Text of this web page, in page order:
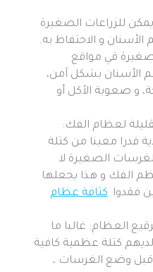
للزراعات الصغيرة
و الاحتفاظ به.
في مواقع
الأسنان بشكل آمن،
و صعوبة الأكل أو
لعظام الفك:
قدرا معينا من كتلة
الصغيرة لا
الفك و هذا يجعلها
فقدوا كثافة عظام
العظام: غالبا ما
كتلة عظمية كافية
قبل وضع الغرسات ،